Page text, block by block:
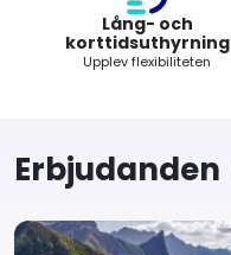
Lång- och
korttidsuthyrning
Upplev flexibiliteten
Erbjudanden